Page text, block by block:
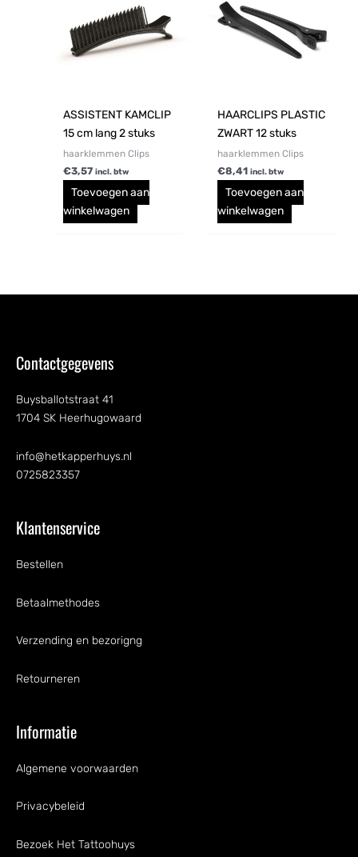
ASSISTENT KAMCLIP
15 cm lang 2 stuks
haarklemmen Clips
€3,57 incl. btw
Toevoegen aan
winkelwagen
HAARCLIPS PLASTIC
ZWART 12 stuks
haarklemmen Clips
€8,41 incl. btw
Toevoegen aan
winkelwagen
Contactgegevens
Buysballotstraat 41
1704 SK Heerhugowaard
info@hetkapperhuys.nl
0725823357
Klantenservice
Bestellen
Betaalmethodes
Verzending en bezorigng
Retourneren
Informatie
Algemene voorwaarden
Privacybeleid
Bezoek Het Tattoohuys